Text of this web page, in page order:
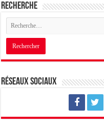
Recherche
Réseaux sociaux